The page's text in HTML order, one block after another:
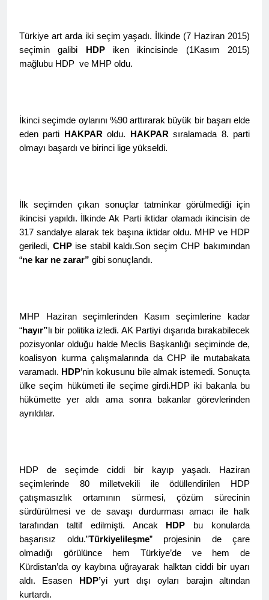
konuşmacılar Yazar Ümit
Fırat, Prf. Dr. Aziz Yağan ve
Doç. Dr. Bülent Küçük ülkede
ve ortadoğu’da gelişen son
DÜNYA BARIŞ GÜNÜ KUTLU
OLSUN
11 Ay Ago
Hak ve Özgürlükler Partisi-
HAK-PAR Urfa ili SİVEREK
ilçe kongresi yapıldı.
11 Ay Ago
ziyaret etti
HAK-PAR Heyeti
Hewler’de ENKS ile
görüştü
12 Ay Ago
ALAKAD ile görüştü
HAK-PAR Başkanlık Kurulu;
‘KÜRT HALKI HAK VE
ÖZGÜRLÜK
MÜCADELESİNDEN ASLA
VAZ GEÇMEYECEKTİR.’
12 Ay Ago
Lozan Antlaşması
üzerinden 102 yıl geçse de;
Kürt milleti özgürlükten
1 Yıl Ago
Kurd li dora polîtîkayên
neteweyî yên rast bibin yek.
YENİLEN YANLIŞ YOL VE
YÖNTEMLERDİR. KÜRTLER
DOĞRU, ULUSAL
POLİTİKALAR ETRAFINDA
KENETLENMELİ
1 Yıl Ago
HAK-PAR Genel Başkanı
Düzgün Kaplan’ın Kurdistan
partileri Hak ve Özgürlükler
Partisi (HAK-PAR), Kürdistan
Demokrat Partisi – Türkiye
düzenledikleri çalıştayda
yaptığı konuşma:
1 Yıl Ago
HAK-PAR MERKEZİ KADIN
ZEHMETKEŞÊN
KURDİSTANÊ KADIN
MECLİSİ ÜYELERİ İLE
GÖRÜŞTÜ
1 Yıl Ago
HAK-PAR KADIN HEYETİ
ALAKAD’I ZİYARET ETTİ.
1 Yıl Ago
HAK-PAR kadın komisyonu
üyesi Berin Eren
Kurdistan24 te Cemal
Batun’un konuğu oldu.
1 Yıl Ago
HAK-PAR PM üyesi
Siracettin Sarı; Almanya-
Bottrop’da “Ortadoğu,
1 Yıl Ago
Türkiye art arda iki seçim yaşadı. İlkinde (7 Haziran 2015)
seçimin galibi
HDP iken ikincisinde (1Kasım 2015)
mağlubu HDP ve MHP oldu.
İkinci seçimde oylarını %90 arttırarak büyük bir başarı elde
eden parti
HAKPAR oldu. HAKPAR sıralamada 8. parti
olmayı başardı ve birinci lige yükseldi.
İlk seçimden çıkan sonuçlar tatminkar görülmediği için
ikincisi yapıldı. İlkinde Ak Parti iktidar olamadı ikincisin de
317 sandalye alarak tek başına iktidar oldu. MHP ve HDP
geriledi, CHPise stabil kaldı.Son seçim CHP bakımından
“ne kar ne zarar” gibi sonuçlandı.
MHP Haziran seçimlerinden Kasım seçimlerine kadar
“hayır” lı bir politika izledi. AK Partiyi dışarıda bırakabilecek
pozisyonlar olduğu halde Meclis Başkanlığı seçiminde de,
koalisyon kurma çalışmalarında da CHP ile mutabakata
varamadı. HDP’nin kokusunu bile almak istemedi. Sonuçta
ülke seçim hükümeti ile seçime girdi.HDP iki bakanla bu
hükümette yer aldı ama sonra bakanlar görevlerinden
ayrıldılar.
HDP de seçimde ciddi bir kayıp yaşadı. Haziran
seçimlerinde 80 milletvekili ile ödüllendirilen HDP
çatışmasızlık ortamının sürmesi, çözüm sürecinin
sürdürülmesi ve de savaşı durdurması amacı ile halk
tarafından taltif edilmişti. Ancak
HDP bu konularda
başarısız oldu.”Türkiyelileşme” projesinin de çare
olmadığı görülünce hem Türkiye’de ve hem de
Kürdistan’da oy kaybına uğrayarak halktan ciddi bir uyarı
aldı. Esasen
HDP’yi yurt dışı oyları barajın altından
kurtardı.